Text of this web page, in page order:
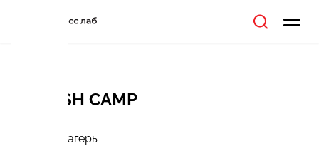
ENGLISH CAMP
Детский лагерь